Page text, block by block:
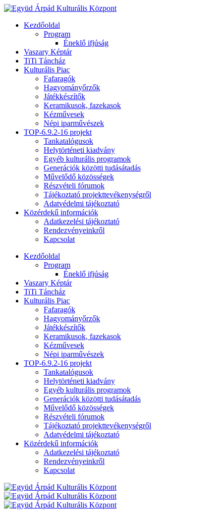
Kezdőoldal
Program
Éneklő ifjúság
Vaszary Képtár
TiTi Táncház
Kulturális Piac
Fafaragók
Hagyományőrzők
Játékkészítők
Keramikusok, fazekasok
Kézművesek
Népi iparművészek
TOP-6.9.2-16 projekt
Tankatalógusok
Helytörténeti kiadvány
Egyéb kulturális programok
Generációk közötti tudásátadás
Művelődő közösségek
Részvételi fórumok
Tájékoztató projekttevékenységről
Adatvédelmi tájékoztató
Közérdekű információk
Adatkezelési tájékoztató
Rendezvényeinkről
Kapcsolat
Kezdőoldal
Program
Éneklő ifjúság
Vaszary Képtár
TiTi Táncház
Kulturális Piac
Fafaragók
Hagyományőrzők
Játékkészítők
Keramikusok, fazekasok
Kézművesek
Népi iparművészek
TOP-6.9.2-16 projekt
Tankatalógusok
Helytörténeti kiadvány
Egyéb kulturális programok
Generációk közötti tudásátadás
Művelődő közösségek
Részvételi fórumok
Tájékoztató projekttevékenységről
Adatvédelmi tájékoztató
Közérdekű információk
Adatkezelési tájékoztató
Rendezvényeinkről
Kapcsolat